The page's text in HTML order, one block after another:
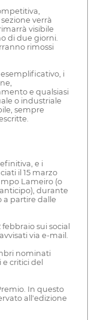
verrà
visibile
di due giorni.
rimossi
i
e qualsiasi
o industriale
sempre
e i
il 15 marzo
Lameiro (o
durante
a partire dalle
sui social
via e-mail.
nominati
critici del
In questo
all'edizione